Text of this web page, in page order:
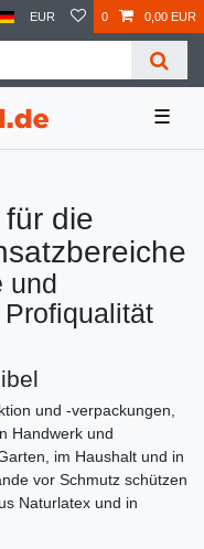
EUR 0 0,00 EUR
☰
die
und
und -verpackungen,
Handwerk und
im Haushalt und in
vor Schmutz schützen
Naturlatex und in